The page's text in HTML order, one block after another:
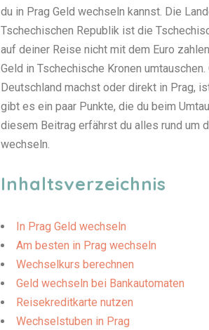
du in Prag Geld wechseln kannst. Die
Tschechischen Republik ist die
auf deiner Reise nicht mit dem Euro
Geld in Tschechische Kronen umtauschen.
Deutschland machst oder direkt in Prag,
gibt es ein paar Punkte, die du beim
diesem Beitrag erfährst du alles rund um
wechseln.
Inhaltsverzeichnis
In Prag Geld wechseln
Am besten in Prag wechseln
Wechselkurs berechnen
Geld wechseln bei Bankautomaten
Reisekreditkarte nutzen
Wechselstuben in Prag